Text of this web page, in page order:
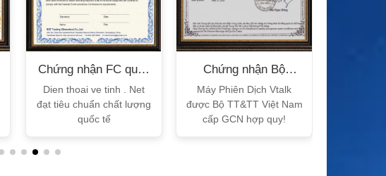
Chứng nhận FC quốc
tế
Dien thoai ve tinh . Net
đạt tiêu chuẩn chất lượng
quốc tế
Chứng nhận Bộ
TT&TT
Máy Phiên Dịch Vtalk
được Bộ TT&TT Việt Nam
cấp GCN hợp quy!